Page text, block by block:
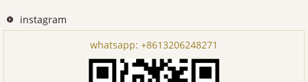
instagram
whatsapp: +8613206248271